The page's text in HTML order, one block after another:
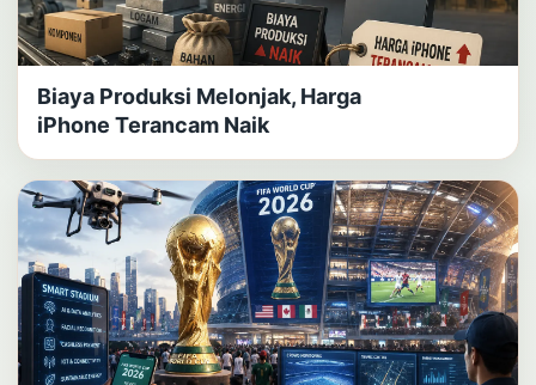
Biaya Produksi Melonjak, Harga
iPhone Terancam Naik